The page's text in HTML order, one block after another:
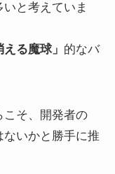
と考えていま
える魔球」 的なバ
こそ、開発者の
いかと勝手に推